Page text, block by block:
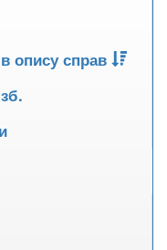
опису справ